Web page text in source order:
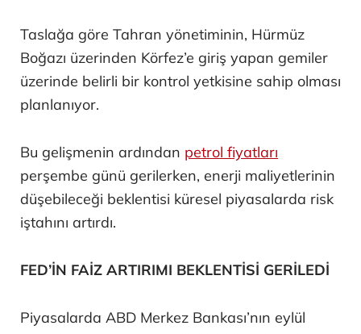
Taslağa göre Tahran yönetiminin, Hürmüz
Boğazı üzerinden Körfez’e giriş yapan gemiler
üzerinde belirli bir kontrol yetkisine sahip olması
planlanıyor.
Bu gelişmenin ardından petrol fiyatları
perşembe günü gerilerken, enerji maliyetlerinin
düşebileceği beklentisi küresel piyasalarda risk
iştahını artırdı.
FED’İN FAİZ ARTIRIMI BEKLENTİSİ GERİLEDİ
Piyasalarda ABD Merkez Bankası’nın eylül